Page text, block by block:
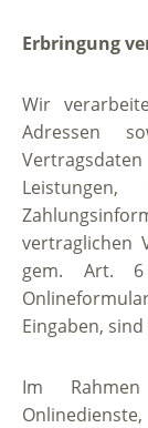
Erbringung
Wir
Adressen
vertraglichen
gem. Art.
Eingaben,
Im